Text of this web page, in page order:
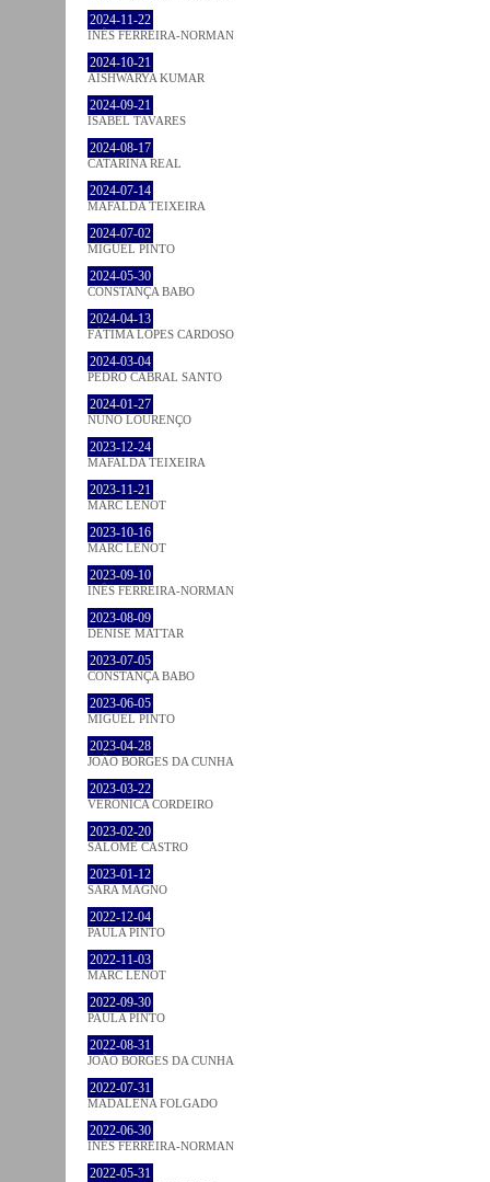
2024-11-22
INÊS FERREIRA-NORMAN
2024-10-21
AISHWARYA KUMAR
2024-09-21
ISABEL TAVARES
2024-08-17
CATARINA REAL
2024-07-14
MAFALDA TEIXEIRA
2024-07-02
MIGUEL PINTO
2024-05-30
CONSTANÇA BABO
2024-04-13
FÁTIMA LOPES CARDOSO
2024-03-04
PEDRO CABRAL SANTO
2024-01-27
NUNO LOURENÇO
2023-12-24
MAFALDA TEIXEIRA
2023-11-21
MARC LENOT
2023-10-16
MARC LENOT
2023-09-10
INÊS FERREIRA-NORMAN
2023-08-09
DENISE MATTAR
2023-07-05
CONSTANÇA BABO
2023-06-05
MIGUEL PINTO
2023-04-28
JOÃO BORGES DA CUNHA
2023-03-22
VERONICA CORDEIRO
2023-02-20
SALOMÉ CASTRO
2023-01-12
SARA MAGNO
2022-12-04
PAULA PINTO
2022-11-03
MARC LENOT
2022-09-30
PAULA PINTO
2022-08-31
JOÃO BORGES DA CUNHA
2022-07-31
MADALENA FOLGADO
2022-06-30
INÊS FERREIRA-NORMAN
2022-05-31